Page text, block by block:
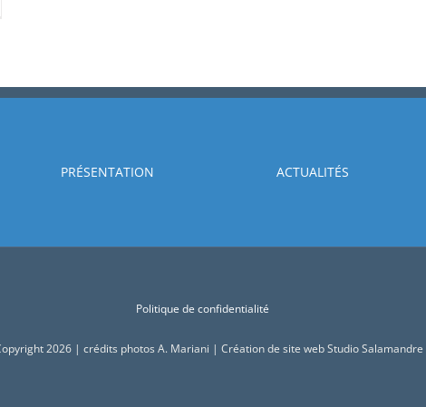
PRÉSENTATION ACTUALITÉS
Politique de confidentialité
2026 | crédits photos A. Mariani | Création de site web Studio Salamandre